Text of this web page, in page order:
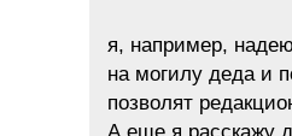
я, например,
на могилу деда и
позволят